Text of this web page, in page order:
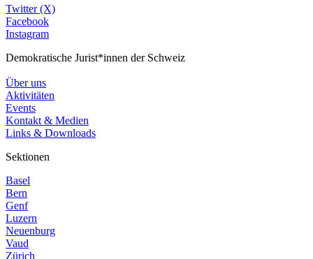
Twitter (X)
Facebook
Instagram
Demokratische Jurist*innen der Schweiz
Über uns
Aktivitäten
Events
Kontakt & Medien
Links & Downloads
Sektionen
Basel
Bern
Genf
Luzern
Neuenburg
Vaud
Zürich